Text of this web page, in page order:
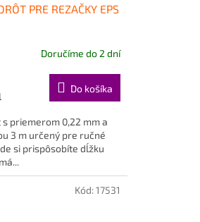
PRE REZAČKY EPS
Doručíme do 2 dní
Do košíka
priemerom 0,22 mm a
3 m určený pre ručné
si prispôsobíte dĺžku
Kód:17531